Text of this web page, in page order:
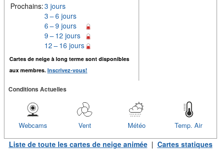
Prochains:3 jours
3 – 6 jours
6 – 9 jours
9 – 12 jours
12 – 16 jours
Cartes de neige à long terme sont disponibles
aux membres. Inscrivez-vous!
Conditions Actuelles
Temp. Air
Météo
Vent
Webcams
Liste de toute les cartes de neige animée| Cartes statiques